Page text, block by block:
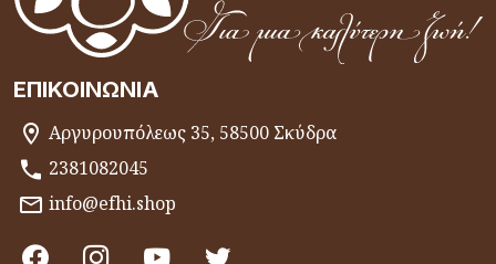
ΕΠΙΚΟΙΝΩΝΊΑ
Αργυρουπόλεως 35, 58500 Σκύδρα
2381082045
info@efhi.shop